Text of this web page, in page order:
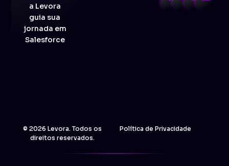
a Levora
guia sua
jornada em
Salesforce
© 2026 Levora. Todos os
direitos reservados.
Política de Privacidade